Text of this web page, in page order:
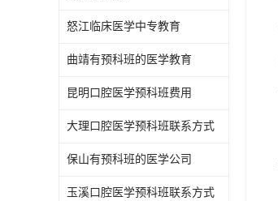
怒江临床医学中专教育
曲靖有预科班的医学教育
昆明口腔医学预科班费用
大理口腔医学预科班联系方式
保山有预科班的医学公司
玉溪口腔医学预科班联系方式